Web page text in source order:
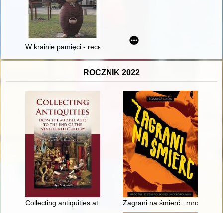
W krainie pamięci - recenzja]
ROCZNIK 2022
Collecting antiquities at the archaeological museum of the
Zagrani na śmierć : mroczne